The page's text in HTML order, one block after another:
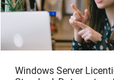
Windows Server